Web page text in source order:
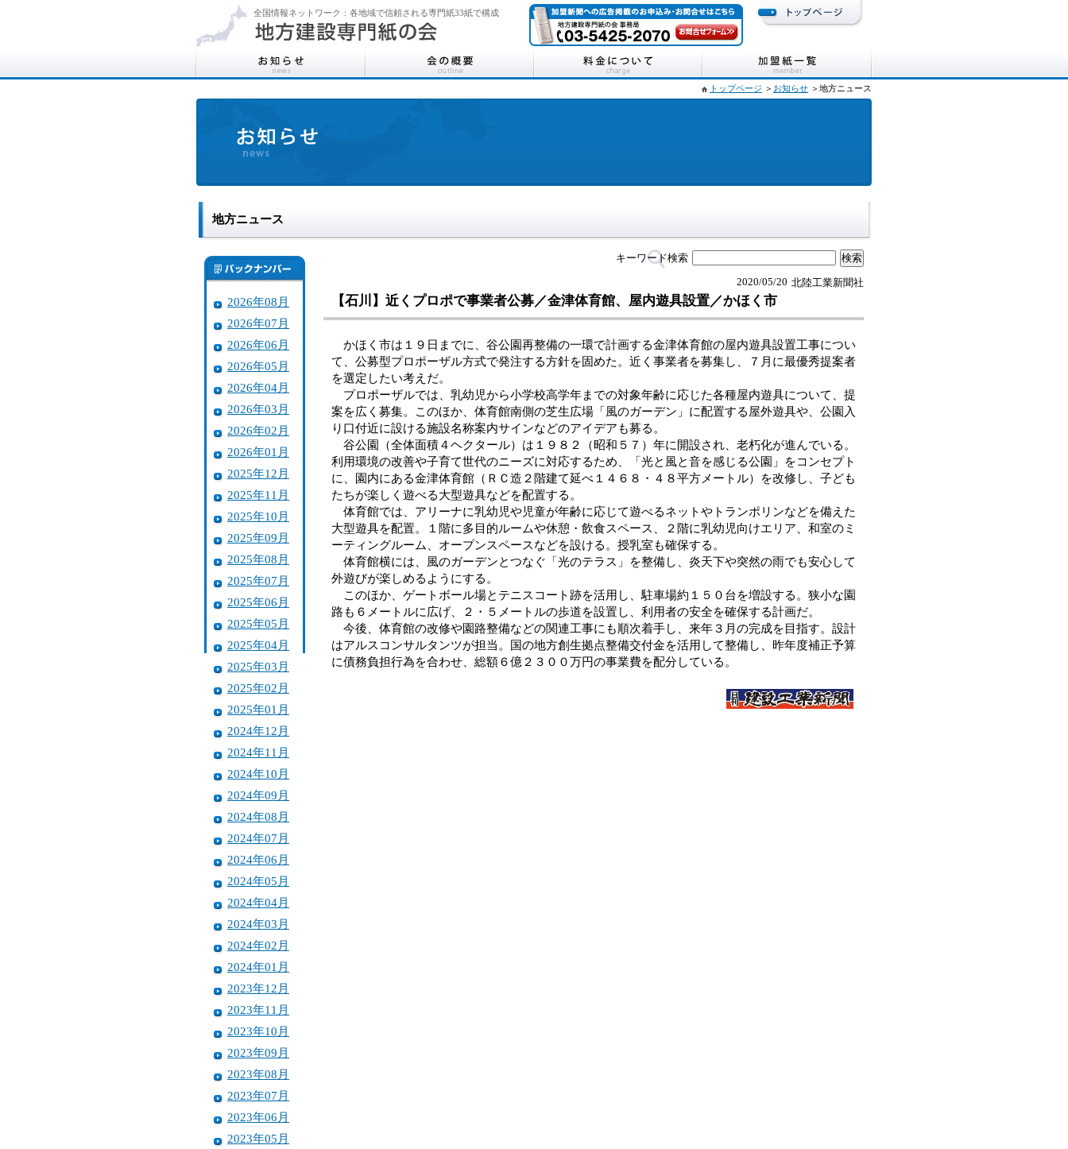
全国情報ネットワーク：各地域で信頼される専門紙33紙で構成
トップページ ＞ お知らせ ＞地方ニュース
地方ニュース
2026年08月
2026年07月
2026年06月
2026年05月
2026年04月
2026年03月
2026年02月
2026年01月
2025年12月
2025年11月
2025年10月
2025年09月
2025年08月
2025年07月
2025年06月
2025年05月
2025年04月
2025年03月
2025年02月
2025年01月
2024年12月
2024年11月
2024年10月
2024年09月
2024年08月
2024年07月
2024年06月
2024年05月
2024年04月
2024年03月
2024年02月
2024年01月
2023年12月
2023年11月
2023年10月
2023年09月
2023年08月
2023年07月
2023年06月
2023年05月
キーワード検索
北陸工業新聞社
2020/05/20
【石川】近くプロポで事業者公募／金津体育館、屋内遊具設置／かほく市
かほく市は１９日までに、谷公園再整備の一環で計画する金津体育館の屋内遊具設置工事につい
て、公募型プロポーザル方式で発注する方針を固めた。近く事業者を募集し、７月に最優秀提案者
を選定したい考えだ。
プロポーザルでは、乳幼児から小学校高学年までの対象年齢に応じた各種屋内遊具について、提
案を広く募集。このほか、体育館南側の芝生広場「風のガーデン」に配置する屋外遊具や、公園入
り口付近に設ける施設名称案内サインなどのアイデアも募る。
谷公園（全体面積４ヘクタール）は１９８２（昭和５７）年に開設され、老朽化が進んでいる。
利用環境の改善や子育て世代のニーズに対応するため、「光と風と音を感じる公園」をコンセプト
に、園内にある金津体育館（ＲＣ造２階建て延べ１４６８・４８平方メートル）を改修し、子ども
たちが楽しく遊べる大型遊具などを配置する。
体育館では、アリーナに乳幼児や児童が年齢に応じて遊べるネットやトランポリンなどを備えた
大型遊具を配置。１階に多目的ルームや休憩・飲食スペース、２階に乳幼児向けエリア、和室のミ
ーティングルーム、オープンスペースなどを設ける。授乳室も確保する。
体育館横には、風のガーデンとつなぐ「光のテラス」を整備し、炎天下や突然の雨でも安心して
外遊びが楽しめるようにする。
このほか、ゲートボール場とテニスコート跡を活用し、駐車場約１５０台を増設する。狭小な園
路も６メートルに広げ、２・５メートルの歩道を設置し、利用者の安全を確保する計画だ。
今後、体育館の改修や園路整備などの関連工事にも順次着手し、来年３月の完成を目指す。設計
はアルスコンサルタンツが担当。国の地方創生拠点整備交付金を活用して整備し、昨年度補正予算
に債務負担行為を合わせ、総額６億２３００万円の事業費を配分している。